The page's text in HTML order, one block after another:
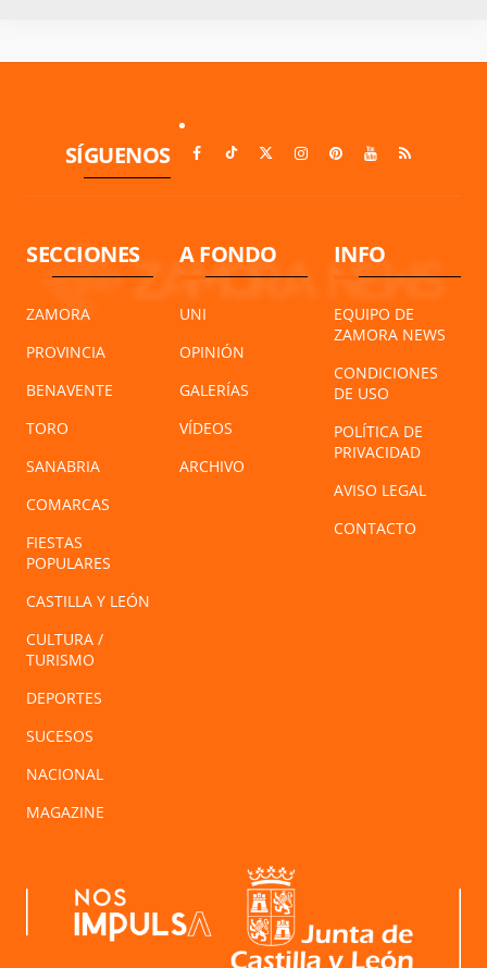
SÍGUENOS
SECCIONES
ZAMORA
PROVINCIA
BENAVENTE
TORO
SANABRIA
COMARCAS
FIESTAS
POPULARES
CASTILLA Y LEÓN
CULTURA /
TURISMO
DEPORTES
SUCESOS
NACIONAL
MAGAZINE
A FONDO
UNI
OPINIÓN
GALERÍAS
VÍDEOS
ARCHIVO
INFO
EQUIPO DE
ZAMORA NEWS
CONDICIONES
DE USO
POLÍTICA DE
PRIVACIDAD
AVISO LEGAL
CONTACTO